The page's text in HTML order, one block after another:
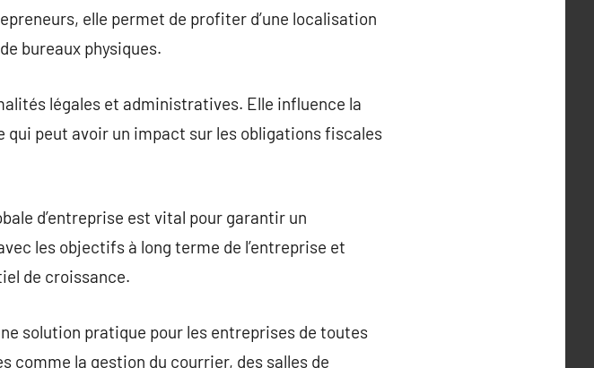
elle permet de profiter d’une localisation
bureaux physiques.
légales et administratives. Elle influence la
qui peut avoir un impact sur les obligations fiscales
d’entreprise est vital pour garantir un
les objectifs à long terme de l’entreprise et
de croissance.
solution pratique pour les entreprises de toutes
comme la gestion du courrier, des salles de